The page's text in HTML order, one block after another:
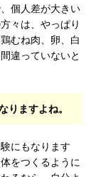
個人差が大きい
々は、やっぱり
むね肉、卵、白
違っていないと
ますよね。
にもなります
をつくるように